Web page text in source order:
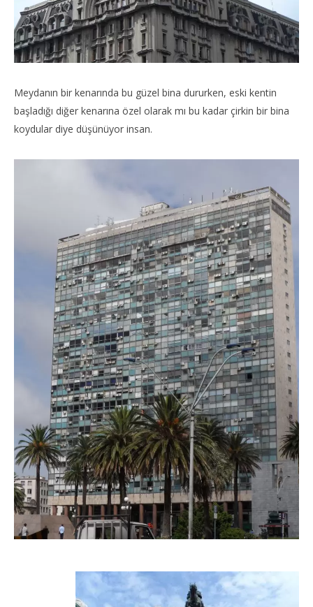
Meydanın bir kenarında bu güzel bina dururken, eski kentin
başladığı diğer kenarına özel olarak mı bu kadar çirkin bir bina
koydular diye düşünüyor insan.